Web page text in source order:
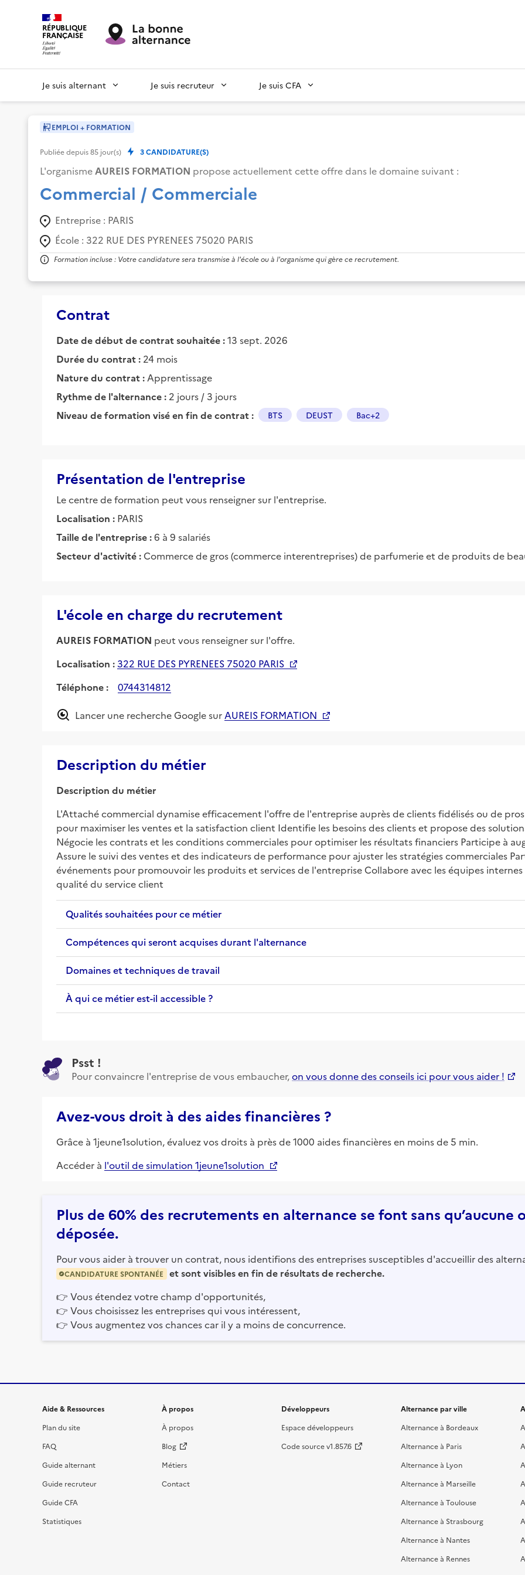
RÉPUBLIQUE
FRANÇAISE
Je suis alternant Je suis recruteur Je suis CFA
EMPLOI + FORMATION
Publiée depuis85 jour(s) 3CANDIDATURE(S)
L'organismeAUREIS FORMATION propose actuellement cette offre dans le domaine suivant :
Commercial / Commerciale
Entreprise : PARIS
École : 322 RUE DES PYRENEES 75020 PARIS
Formation incluse : Votre candidature sera transmise à l'école ou à l'organisme qui gère ce recrutement.
Contrat
Date de début de contrat souhaitée :13 sept. 2026
Durée du contrat : 24 mois
Nature du contrat : Apprentissage
Rythme de l'alternance : 2 jours / 3 jours
Niveau de formation visé en fin de contrat :
BTS DEUST Bac+2
Présentation de l'entreprise
Le centre de formation peut vous renseigner sur l'entreprise.
Localisation : PARIS
Taille de l'entreprise :6 à 9 salariés
Secteur d'activité : Commerce de gros (commerce interentreprises) de parfumerie et de produits de
L'école en charge du recrutement
AUREIS FORMATION peut vous renseigner sur l'offre.
Localisation :322 RUE DES PYRENEES 75020 PARIS
Téléphone :
0744314812
Lancer une recherche Google sur AUREIS FORMATION
Description du métier
Description du métier
L'Attaché commercial dynamise efficacement l'offre de l'entreprise auprès de clients fidélisés ou de
pour maximiser les ventes et la satisfaction client Identifie les besoins des clients et propose des
Négocie les contrats et les conditions commerciales pour optimiser les résultats financiers Participe à
Assure le suivi des ventes et des indicateurs de performance pour ajuster les stratégies commerciales
événements pour promouvoir les produits et services de l'entreprise Collabore avec les équipes
qualité du service client
Qualités souhaitées pour ce métier
Compétences qui seront acquises durant l'alternance
Domaines et techniques de travail
À qui ce métier est-il accessible ?
Psst !
Pour convaincre l'entreprise de vous embaucher,on vous donne des conseils ici pour vous aider !
Avez-vous droit à des aides financières ?
Grâce à 1jeune1solution, évaluez vos droits à près de 1000 aides financières en moins de 5 min.
Accéder à l'outil de simulation 1jeune1solution
Plus de 60% des recrutements en alternance se font sans qu’aucune
déposée.
Pour vous aider à trouver un contrat, nous identifions des entreprises susceptibles d'accueillir des
CANDIDATURE SPONTANÉE
et sont visibles en fin de résultats de recherche.
👉 Vous étendez votre champ d'opportunités,
👉 Vous choisissez les entreprises qui vous intéressent,
👉 Vous augmentez vos chances car il y a moins de concurrence.
Informations et liens du site
Aide & Ressources
Plan du site
FAQ
Guide alternant
Guide recruteur
Guide CFA
Statistiques
À propos
À propos
Blog
Métiers
Contact
Développeurs
Espace développeurs
Code source v1.857.6
Alternance par ville
Alternance à Bordeaux
Alternance à Paris
Alternance à Lyon
Alternance à Marseille
Alternance à Toulouse
Alternance à Strasbourg
Alternance à Nantes
Alternance à Rennes